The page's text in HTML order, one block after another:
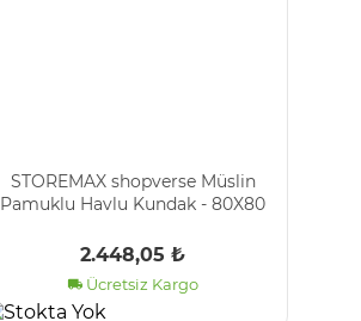
STOREMAX shopverse Müslin
Pamuklu Havlu Kundak - 80X80
ve Emici trendflick 1
2.448,05 ₺
Ücretsiz Kargo